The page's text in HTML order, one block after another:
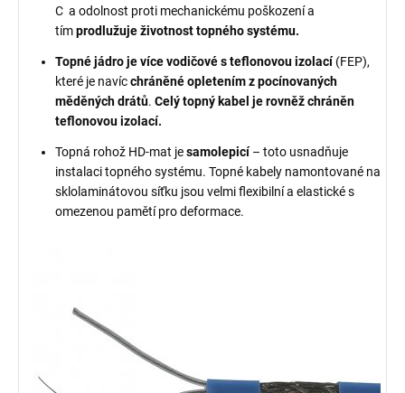
C a odolnost proti mechanickému poškození a
tímprodlužuje životnost topného systému.
Topné jádro je více vodičové s teflonovou izolací (FEP),
které je navícchráněné opletením z pocínovaných
měděných drátů. Celý topný kabel je rovněž chráněn
teflonovou izolací.
Topná rohož HD-mat jesamolepicí – toto usnadňuje
instalaci topného systému. Topné kabely namontované na
sklolaminátovou síťku jsou velmi flexibilní a elastické s
omezenou pamětí pro deformace.